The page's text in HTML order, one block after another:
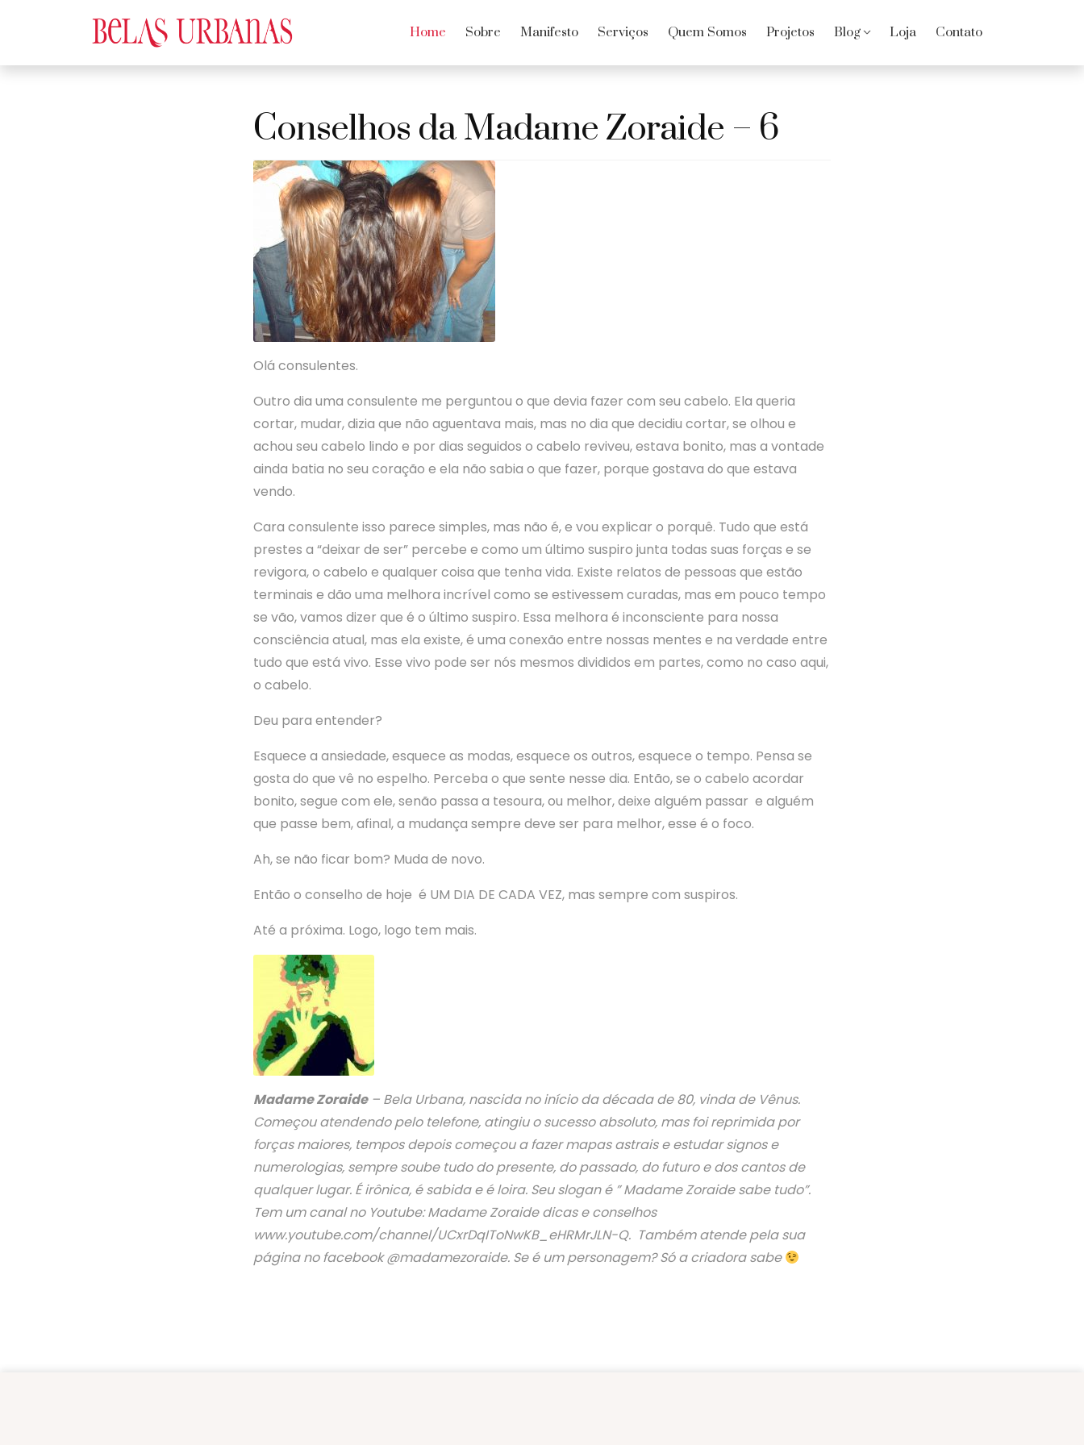
Home Sobre Manifesto Serviços Quem Somos Projetos Blog Loja Contato
Conselhos da Madame Zoraide – 6
Olá consulentes.
Outro dia uma consulente me perguntou o que devia fazer com seu cabelo. Ela queria
cortar, mudar, dizia que não aguentava mais, mas no dia que decidiu cortar, se olhou e
achou seu cabelo lindo e por dias seguidos o cabelo reviveu, estava bonito, mas a vontade
ainda batia no seu coração e ela não sabia o que fazer, porque gostava do que estava
vendo.
Cara consulente isso parece simples, mas não é, e vou explicar o porquê. Tudo que está
prestes a “deixar de ser” percebe e como um último suspiro junta todas suas forças e se
revigora, o cabelo e qualquer coisa que tenha vida. Existe relatos de pessoas que estão
terminais e dão uma melhora incrível como se estivessem curadas, mas em pouco tempo
se vão, vamos dizer que é o último suspiro. Essa melhora é inconsciente para nossa
consciência atual, mas ela existe, é uma conexão entre nossas mentes e na verdade entre
tudo que está vivo. Esse vivo pode ser nós mesmos divididos em partes, como no caso aqui,
o cabelo.
Deu para entender?
Esquece a ansiedade, esquece as modas, esquece os outros, esquece o tempo. Pensa se
gosta do que vê no espelho. Perceba o que sente nesse dia. Então, se o cabelo acordar
bonito, segue com ele, senão passa a tesoura, ou melhor, deixe alguém passar e alguém
que passe bem, afinal, a mudança sempre deve ser para melhor, esse é o foco.
Ah, se não ficar bom? Muda de novo.
Então o conselho de hoje é UM DIA DE CADA VEZ, mas sempre com suspiros.
Até a próxima. Logo, logo tem mais.
Madame Zoraide– Bela Urbana, nascida no início da década de 80, vinda de Vênus.
Começou atendendo pelo telefone, atingiu o sucesso absoluto, mas foi reprimida por
forças maiores, tempos depois começou a fazer mapas astrais e estudar signos e
numerologias, sempre soube tudo do presente, do passado, do futuro e dos cantos de
qualquer lugar. É irônica, é sabida e é loira. Seu slogan é ” Madame Zoraide sabe tudo”.
Tem um canal no Youtube: Madame Zoraide dicas e conselhos
www.youtube.com/channel/UCxrDqIToNwKB_eHRMrJLN-Q. Também atende pela sua
página no facebook @madamezoraide. Se é um personagem? Só a criadora sabe